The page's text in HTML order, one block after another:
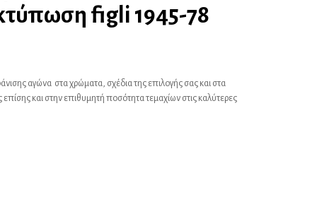
figli 1945-78
αγώνα στα χρώματα, σχέδια της επιλογής σας και στα
και στην επιθυμητή ποσότητα τεμαχίων στις καλύτερες